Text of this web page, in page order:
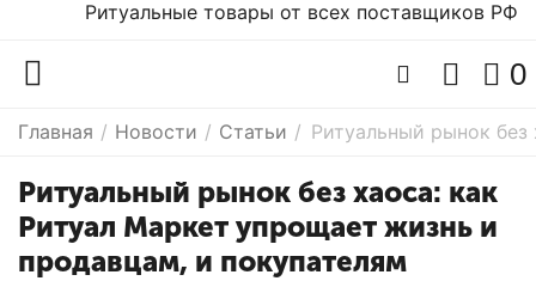
Ритуальные товары от всех поставщиков РФ
0
Главная / Новости / Статьи / Ритуальный рынок
Ритуальный рынок без хаоса: как
Ритуал Маркет упрощает жизнь и
продавцам, и покупателям